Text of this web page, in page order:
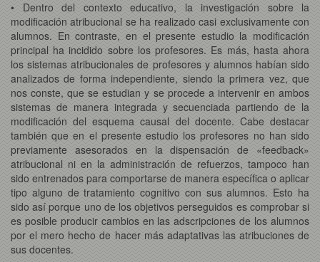
• Dentro del contexto educativo, la investigación sobre la
modificación atribucional se ha realizado casi exclusivamente con
alumnos. En contraste, en el presente estudio la modificación
principal ha incidido sobre los profesores. Es más, hasta ahora
los sistemas atribucionales de profesores y alumnos habían sido
analizados de forma independiente, siendo la primera vez, que
nos conste, que se estudian y se procede a intervenir en ambos
sistemas de manera integrada y secuenciada partiendo de la
modificación del esquema causal del docente. Cabe destacar
también que en el presente estudio los profesores no han sido
previamente asesorados en la dispensación de «feedback»
atribucional ni en la administración de refuerzos, tampoco han
sido entrenados para comportarse de manera específica o aplicar
tipo alguno de tratamiento cognitivo con sus alumnos. Esto ha
sido así porque uno de los objetivos perseguidos es comprobar si
es posible producir cambios en las adscripciones de los alumnos
por el mero hecho de hacer más adaptativas las atribuciones de
sus docentes.